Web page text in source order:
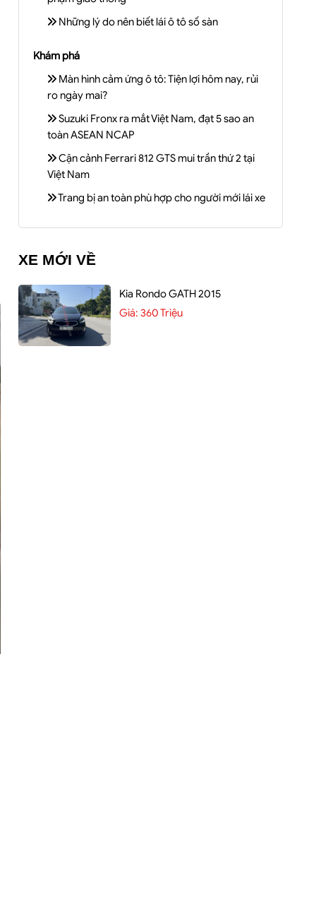
Những lý do nên biết lái ô tô số sàn
Khám phá
Màn hình cảm ứng ô tô: Tiện lợi hôm nay, rủi
ro ngày mai?
Suzuki Fronx ra mắt Việt Nam, đạt 5 sao an
toàn ASEAN NCAP
Cận cảnh Ferrari 812 GTS mui trần thứ 2 tại
Việt Nam
Trang bị an toàn phù hợp cho người mới lái xe
XE MỚI VỀ
Kia Rondo GATH 2015
Giá: 360 Triệu